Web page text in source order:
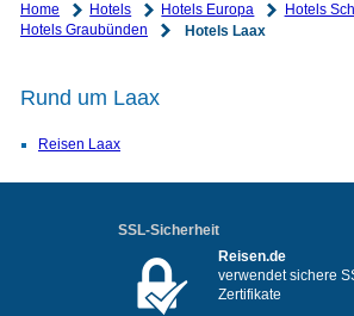
Home
Hotels Hotels Europa
Hotels
Hotels Graubünden
Hotels Laax
Rund um Laax
Reisen Laax
SSL-Sicherheit
Reisen.de
verwendet sichere
Zertifikate